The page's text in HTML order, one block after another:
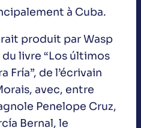
à Cuba.
produit par Wasp
livre “Los últimos
Fría”, de l’écrivain
avec, entre
Penelope Cruz,
Bernal, le